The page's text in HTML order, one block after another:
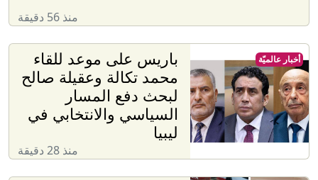
منذ 56 دقيقة
باريس على موعد للقاء
محمد تكالة وعقيلة صالح
لبحث دفع المسار
السياسي والانتخابي في
ليبيا
منذ 28 دقيقة
أخبار عالميّة